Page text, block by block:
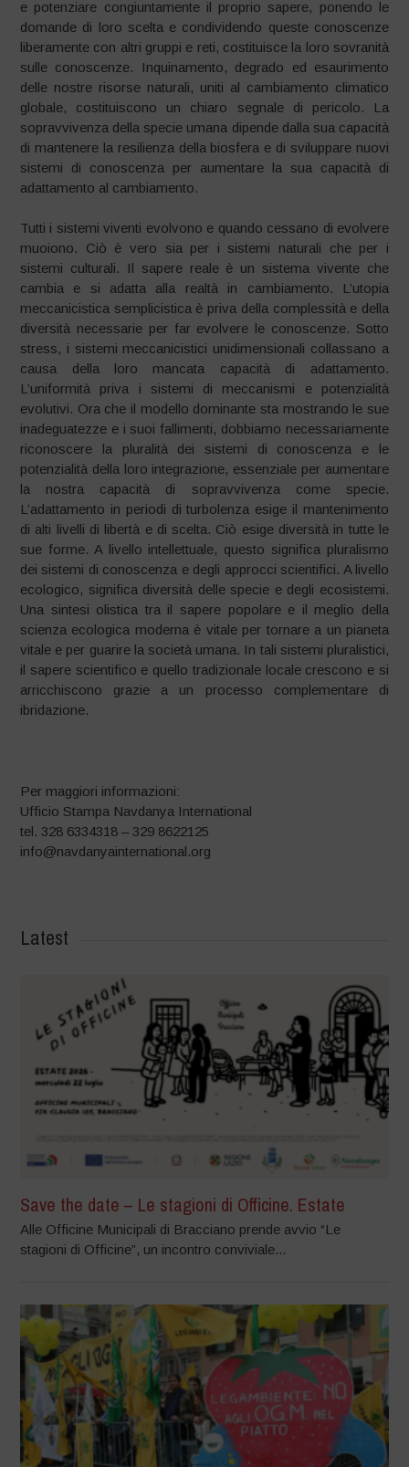
e potenziare congiuntamente il proprio sapere, ponendo le
domande di loro scelta e condividendo queste conoscenze
liberamente con altri gruppi e reti, costituisce la loro sovranità
sulle conoscenze. Inquinamento, degrado ed esaurimento
delle nostre risorse naturali, uniti al cambiamento climatico
globale, costituiscono un chiaro segnale di pericolo. La
sopravvivenza della specie umana dipende dalla sua capacità
di mantenere la resilienza della biosfera e di sviluppare nuovi
sistemi di conoscenza per aumentare la sua capacità di
adattamento al cambiamento.
Tutti i sistemi viventi evolvono e quando cessano di evolvere
muoiono. Ciò è vero sia per i sistemi naturali che per i
sistemi culturali. Il sapere reale è un sistema vivente che
cambia e si adatta alla realtà in cambiamento. L’utopia
meccanicistica semplicistica è priva della complessità e della
diversità necessarie per far evolvere le conoscenze. Sotto
stress, i sistemi meccanicistici unidimensionali collassano a
causa della loro mancata capacità di adattamento.
L’uniformità priva i sistemi di meccanismi e potenzialità
evolutivi. Ora che il modello dominante sta mostrando le sue
inadeguatezze e i suoi fallimenti, dobbiamo necessariamente
riconoscere la pluralità dei sistemi di conoscenza e le
potenzialità della loro integrazione, essenziale per aumentare
la nostra capacità di sopravvivenza come specie.
L’adattamento in periodi di turbolenza esige il mantenimento
di alti livelli di libertà e di scelta. Ciò esige diversità in tutte le
sue forme. A livello intellettuale, questo significa pluralismo
dei sistemi di conoscenza e degli approcci scientifici. A livello
ecologico, significa diversità delle specie e degli ecosistemi.
Una sintesi olistica tra il sapere popolare e il meglio della
scienza ecologica moderna è vitale per tornare a un pianeta
vitale e per guarire la società umana. In tali sistemi pluralistici,
il sapere scientifico e quello tradizionale locale crescono e si
arricchiscono grazie a un processo complementare di
ibridazione.
Per maggiori informazioni:
Ufficio Stampa Navdanya International
tel. 328 6334318 – 329 8622125
info@navdanyainternational.org
Latest
Save the date – Le stagioni di Officine. Estate
Alle Officine Municipali di Bracciano prende avvio “Le
stagioni di Officine”, un incontro conviviale...